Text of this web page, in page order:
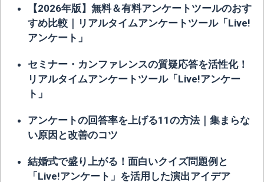
【2026年版】無料＆有料アンケートツールのおす
すめ比較｜リアルタイムアンケートツール「Live!
アンケート」
セミナー・カンファレンスの質疑応答を活性化！
リアルタイムアンケートツール「Live!アンケー
ト」
アンケートの回答率を上げる11の方法｜集まらな
い原因と改善のコツ
結婚式で盛り上がる！面白いクイズ問題例と
「Live!アンケート」を活用した演出アイデア